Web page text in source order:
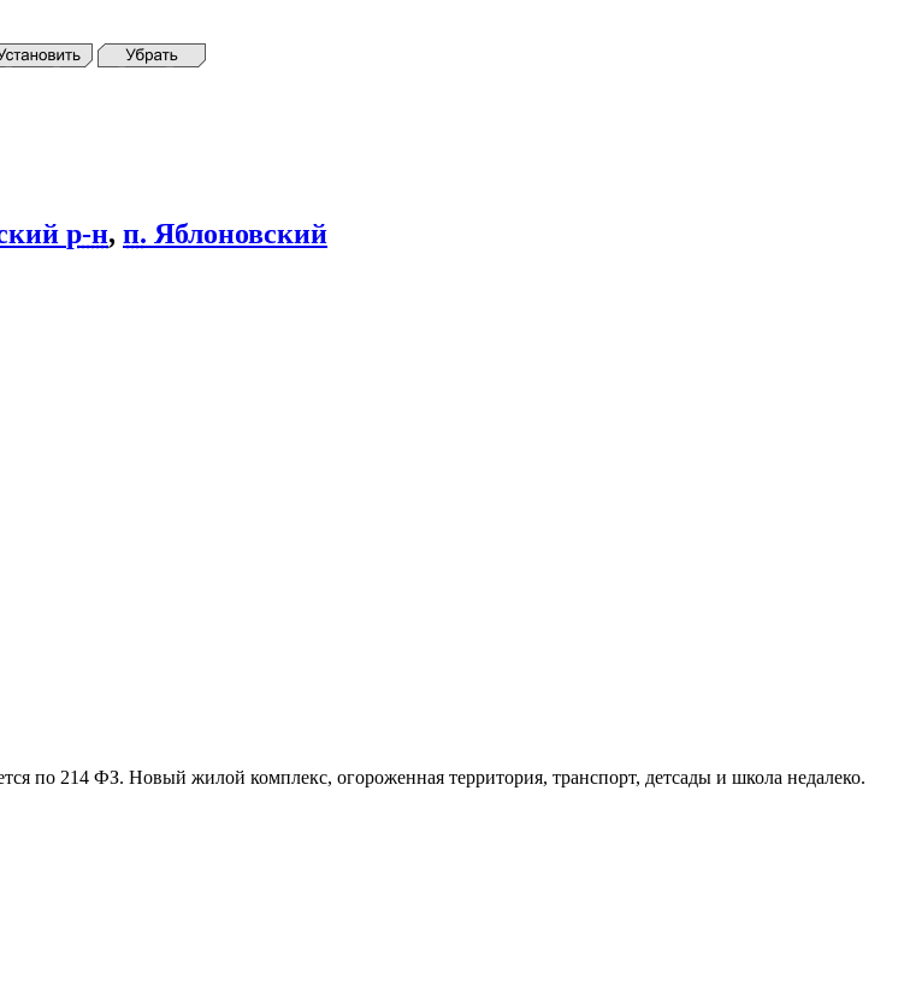
р-н, п. Яблоновский
по 214 ФЗ. Новый жилой комплекс, огороженная территория, транспорт, детсады и школа недалеко.